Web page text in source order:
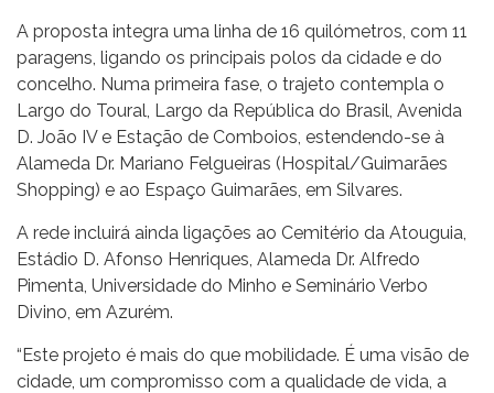
A proposta integra uma linha de 16 quilómetros, com 11
paragens, ligando os principais polos da cidade e do
concelho. Numa primeira fase, o trajeto contempla o
Largo do Toural, Largo da República do Brasil, Avenida
D. João IV e Estação de Comboios, estendendo-se à
Alameda Dr. Mariano Felgueiras (Hospital/Guimarães
Shopping) e ao Espaço Guimarães, em Silvares.
A rede incluirá ainda ligações ao Cemitério da Atouguia,
Estádio D. Afonso Henriques, Alameda Dr. Alfredo
Pimenta, Universidade do Minho e Seminário Verbo
Divino, em Azurém.
“Este projeto é mais do que mobilidade. É uma visão de
cidade, um compromisso com a qualidade de vida, a